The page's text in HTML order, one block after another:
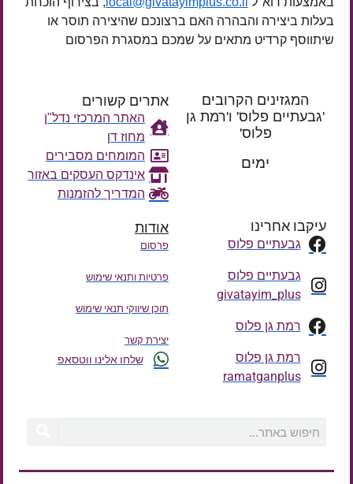
בעלות ביצירה והבהרה האם ברצונכם שהיצירה תוסר או
שיתווסף קרדיט מתאים על שמכם במסגרת הפרסום
המגזינים הקרובים
'גבעתיים פלוס' ו'רמת גן
פלוס'
ימים
אתרים קשורים
האתר המרכזי נדל"ן
מחוז דן
המומחים מסבירים
אינדקס העסקים באזור
המדריך להזמנות
עיקבו אחרינו
גבעתיים פלוס
גבעתיים פלוס
givatayim_plus
רמת גן פלוס
רמת גן פלוס
ramatganplus
אודות
פרסום
פרטיות ותנאי שימוש
תוכן שיווקי תנאי שימוש
יצירת קשר
שלחו אלינו ווטסאפ